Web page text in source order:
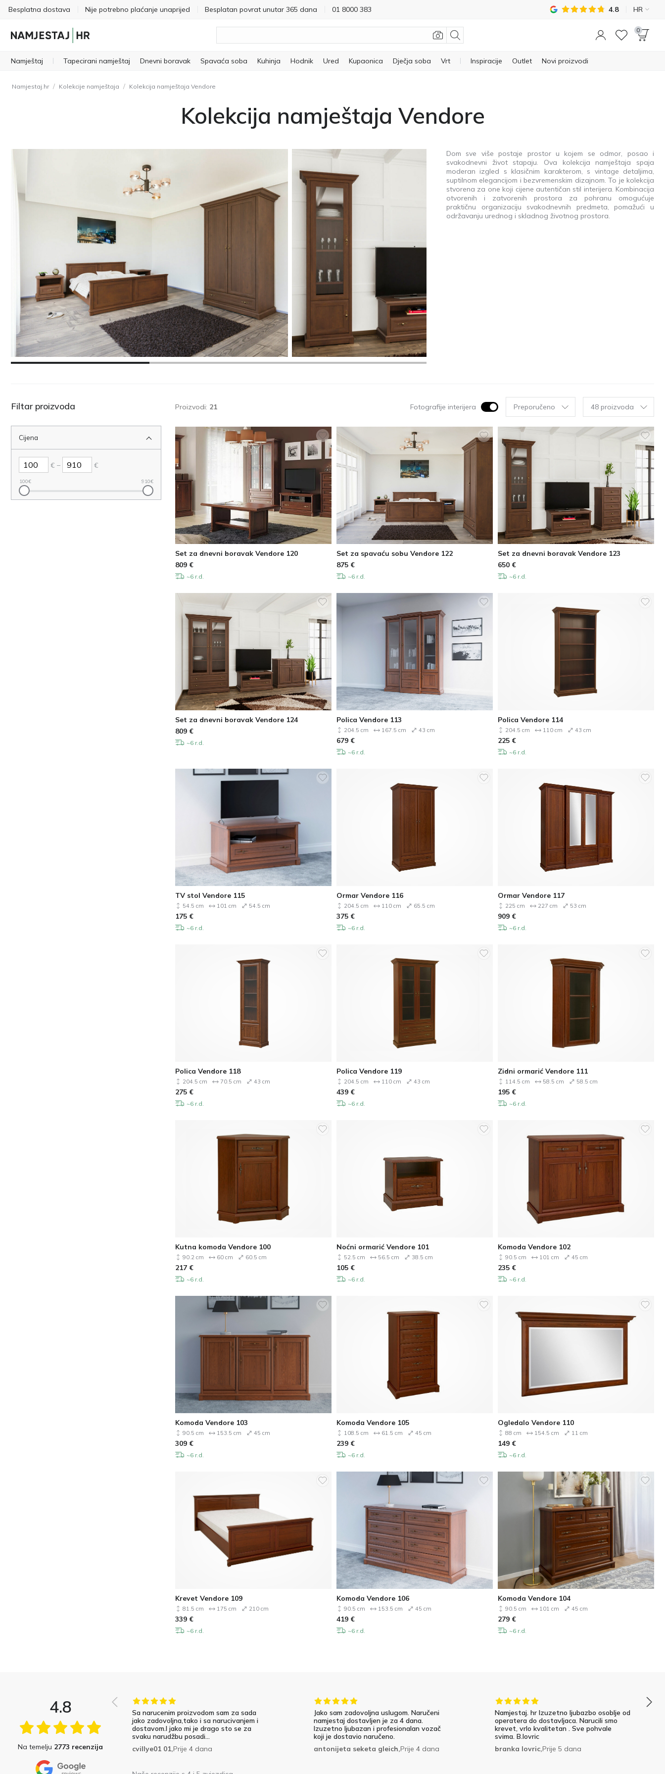
Besplatna dostava Nije potrebno plaćanje unaprijed Besplatan povrat unutar 365 dana 01 8000 383 4.8 HR
0
Namještaj Tapecirani namještaj Dnevni boravak Spavaća soba Kuhinja Hodnik Ured Kupaonica Dječja soba Vrt Inspiracije Outlet Novi proizvodi
Namjestaj.hr / Kolekcije namještaja / Kolekcija namještaja Vendore
Kolekcija namještaja Vendore
Dom sve više postaje prostor u kojem se odmor, posao i
svakodnevni život stapaju. Ova kolekcija namještaja spaja
moderan izgled s klasičnim karakterom, s vintage detaljima,
suptilnom elegancijom i bezvremenskim dizajnom. To je kolekcija
stvorena za one koji cijene autentičan stil interijera. Kombinacija
otvorenih i zatvorenih prostora za pohranu omogućuje
praktičnu organizaciju svakodnevnih predmeta, pomažući u
održavanju urednog i skladnog životnog prostora.
Filtar proizvoda
Cijena
€ – €
100€ 910€
Proizvodi: 21 Fotografije interijera Preporučeno 48 proizvoda
Set za dnevni boravak Vendore 120
809 €
~6 r.d.
Set za spavaću sobu Vendore 122
875 €
~6 r.d.
Set za dnevni boravak Vendore 123
650 €
~6 r.d.
Set za dnevni boravak Vendore 124
809 €
~6 r.d.
Polica Vendore 113
204.5 cm 167.5 cm 43 cm
679 €
~6 r.d.
Polica Vendore 114
204.5 cm 110 cm 43 cm
225 €
~6 r.d.
TV stol Vendore 115
54.5 cm 101 cm 54.5 cm
175 €
~6 r.d.
Ormar Vendore 116
204.5 cm 110 cm 65.5 cm
375 €
~6 r.d.
Ormar Vendore 117
225 cm 227 cm 53 cm
909 €
~6 r.d.
Polica Vendore 118
204.5 cm 70.5 cm 43 cm
275 €
~6 r.d.
Polica Vendore 119
204.5 cm 110 cm 43 cm
439 €
~6 r.d.
Zidni ormarić Vendore 111
114.5 cm 58.5 cm 58.5 cm
195 €
~6 r.d.
Kutna komoda Vendore 100
90.2 cm 60 cm 60.5 cm
217 €
~6 r.d.
Noćni ormarić Vendore 101
52.5 cm 56.5 cm 38.5 cm
105 €
~6 r.d.
Komoda Vendore 102
90.5 cm 101 cm 45 cm
235 €
~6 r.d.
Komoda Vendore 103
90.5 cm 153.5 cm 45 cm
309 €
~6 r.d.
Komoda Vendore 105
108.5 cm 61.5 cm 45 cm
239 €
~6 r.d.
Ogledalo Vendore 110
88 cm 154.5 cm 11 cm
149 €
~6 r.d.
Krevet Vendore 109
81.5 cm 175 cm 210 cm
339 €
~6 r.d.
Komoda Vendore 106
90.5 cm 153.5 cm 45 cm
419 €
~6 r.d.
Komoda Vendore 104
90.5 cm 101 cm 45 cm
279 €
~6 r.d.
4.8
Na temelju 2773 recenzija
Sa narucenim proizvodom sam za sada
jako zadovoljna,tako i sa narucivanjem i
dostavom.I jako mi je drago sto se za
svaku narudžbu posadi...
cvillye01 01,Prije 4 dana
Jako sam zadovoljna uslugom. Naručeni
namjestaj dostavljen je za 4 dana.
Izuzetno ljubazan i profesionalan vozač
koji je dostavio naručeno.
antonijeta seketa gleich,Prije 4 dana
Namjestaj. hr Izuzetno ljubazbo osoblje od
operatera do dostavljaca. Narucili smo
krevet, vrlo kvalitetan . Sve pohvale
svima. B.lovric
branka lovric,Prije 5 dana